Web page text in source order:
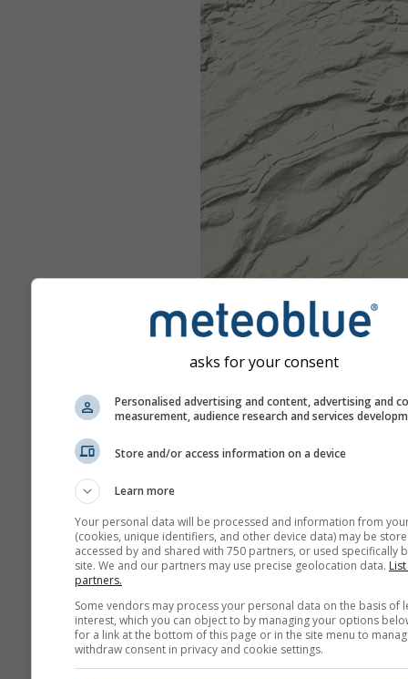
asks for your consent
Personalised advertising and content, advertising and
measurement, audience research and services
Store and/or access information on a device
Learn more
Your personal data will be processed and information from
(cookies, unique identifiers, and other device data) may be
accessed by and shared with 750 partners, or used specifically
site. We and our partners may use precise geolocation data.
partners.
Some vendors may process your personal data on the basis of
interest, which you can object to by managing your options
for a link at the bottom of this page or in the site menu to
withdraw consent in privacy and cookie settings.